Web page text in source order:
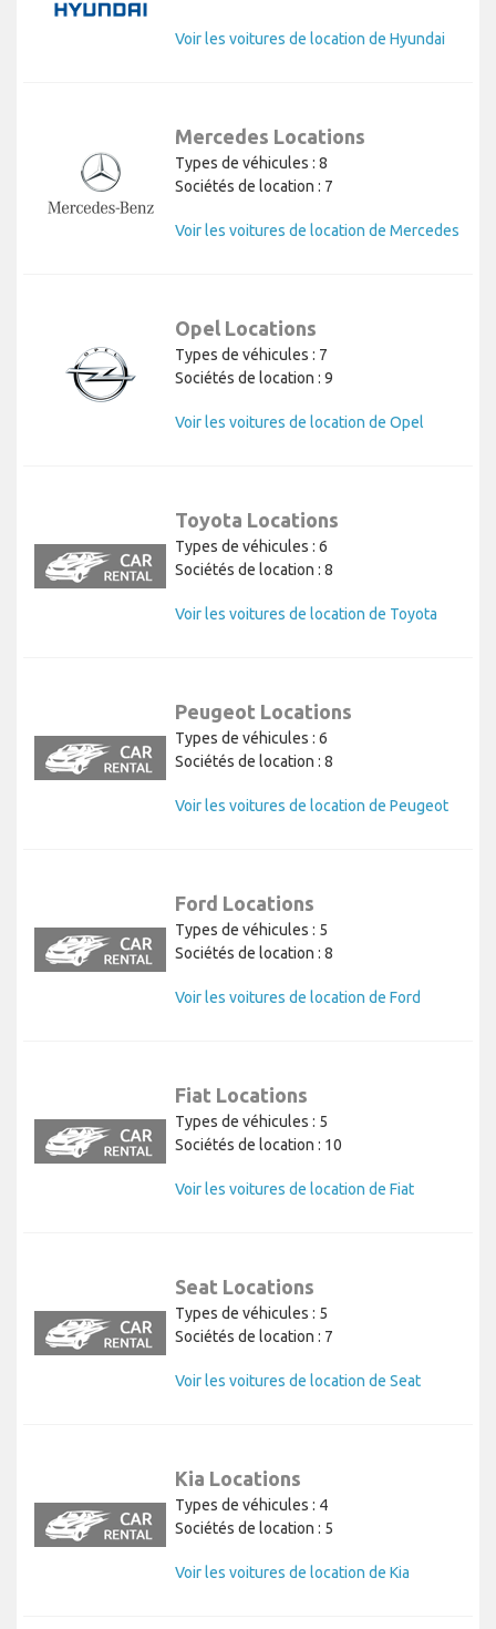
Voir les voitures de location de Hyundai
Mercedes Locations
Types de véhicules : 8
Sociétés de location : 7
Voir les voitures de location de Mercedes
Opel Locations
Types de véhicules : 7
Sociétés de location : 9
Voir les voitures de location de Opel
Toyota Locations
Types de véhicules : 6
Sociétés de location : 8
Voir les voitures de location de Toyota
Peugeot Locations
Types de véhicules : 6
Sociétés de location : 8
Voir les voitures de location de Peugeot
Ford Locations
Types de véhicules : 5
Sociétés de location : 8
Voir les voitures de location de Ford
Fiat Locations
Types de véhicules : 5
Sociétés de location : 10
Voir les voitures de location de Fiat
Seat Locations
Types de véhicules : 5
Sociétés de location : 7
Voir les voitures de location de Seat
Kia Locations
Types de véhicules : 4
Sociétés de location : 5
Voir les voitures de location de Kia